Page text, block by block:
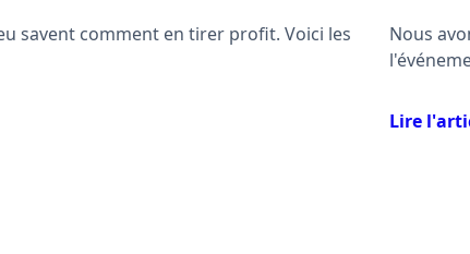
savent comment en tirer profit. Voici les
Nous
Lire